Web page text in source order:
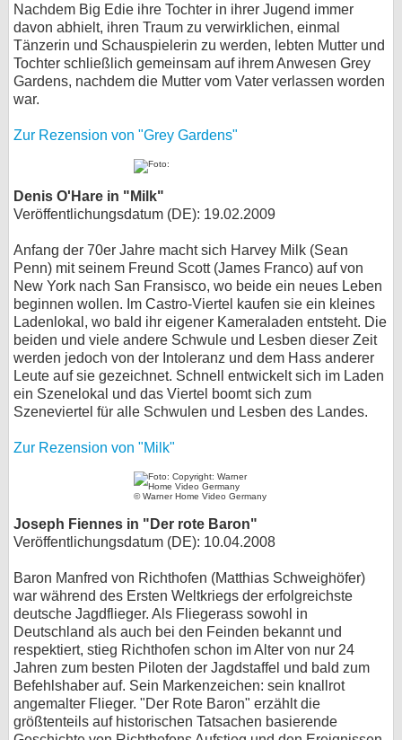
Nachdem Big Edie ihre Tochter in ihrer Jugend immer
davon abhielt, ihren Traum zu verwirklichen, einmal
Tänzerin und Schauspielerin zu werden, lebten Mutter und
Tochter schließlich gemeinsam auf ihrem Anwesen Grey
Gardens, nachdem die Mutter vom Vater verlassen worden
war.
Zur Rezension von "Grey Gardens"
Denis O'Hare in "Milk"
Veröffentlichungsdatum (DE): 19.02.2009
Anfang der 70er Jahre macht sich Harvey Milk (Sean
Penn) mit seinem Freund Scott (James Franco) auf von
New York nach San Fransisco, wo beide ein neues Leben
beginnen wollen. Im Castro-Viertel kaufen sie ein kleines
Ladenlokal, wo bald ihr eigener Kameraladen entsteht. Die
beiden und viele andere Schwule und Lesben dieser Zeit
werden jedoch von der Intoleranz und dem Hass anderer
Leute auf sie gezeichnet. Schnell entwickelt sich im Laden
ein Szenelokal und das Viertel boomt sich zum
Szeneviertel für alle Schwulen und Lesben des Landes.
Zur Rezension von "Milk"
© Warner Home Video Germany
Joseph Fiennes in "Der rote Baron"
Veröffentlichungsdatum (DE): 10.04.2008
Baron Manfred von Richthofen (Matthias Schweighöfer)
war während des Ersten Weltkriegs der erfolgreichste
deutsche Jagdflieger. Als Fliegerass sowohl in
Deutschland als auch bei den Feinden bekannt und
respektiert, stieg Richthofen schon im Alter von nur 24
Jahren zum besten Piloten der Jagdstaffel und bald zum
Befehlshaber auf. Sein Markenzeichen: sein knallrot
angemalter Flieger. "Der Rote Baron" erzählt die
größtenteils auf historischen Tatsachen basierende